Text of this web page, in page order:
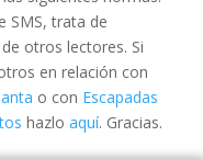
SMS, trata de
otros lectores. Si
en relación con
o con Escapadas
hazlo aquí. Gracias.